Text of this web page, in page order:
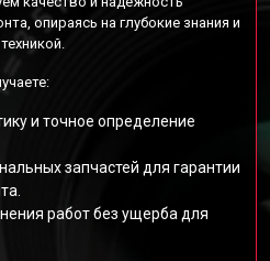
опираясь на глубокие знания и
и точное определение
запчастей для гарантии
работ без ущерба для